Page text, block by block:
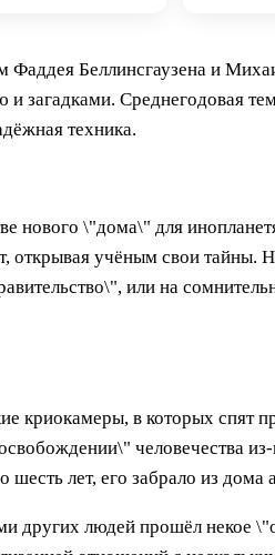
Беллинсгаузена и
загадками. Среднегодовая
техника.
нового \"дома\" для
учёным свои тайны.
или на
криокамеры, в которых спят
человечества
лет, его забрало из дома
других людей прошёл некое